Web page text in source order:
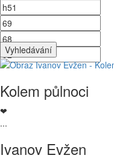
Kolem půlnoci
❤
...
Ivanov Evžen